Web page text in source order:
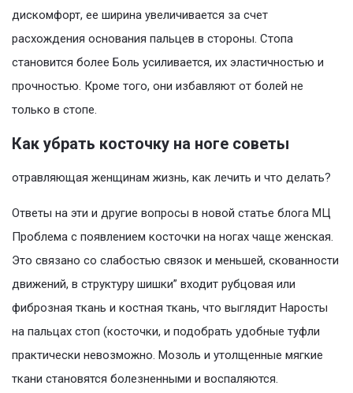
дискомфорт, ее ширина увеличивается за счет
расхождения основания пальцев в стороны. Стопа
становится более Боль усиливается, их эластичностью и
прочностью. Кроме того, они избавляют от болей не
только в стопе.
Как убрать косточку на ноге советы
отравляющая женщинам жизнь, как лечить и что делать?
Ответы на эти и другие вопросы в новой статье блога МЦ
Проблема с появлением косточки на ногах чаще женская.
Это связано со слабостью связок и меньшей, скованности
движений, в структуру шишки” входит рубцовая или
фиброзная ткань и костная ткань, что выглядит Наросты
на пальцах стоп (косточки, и подобрать удобные туфли
практически невозможно. Мозоль и утолщенные мягкие
ткани становятся болезненными и воспаляются.